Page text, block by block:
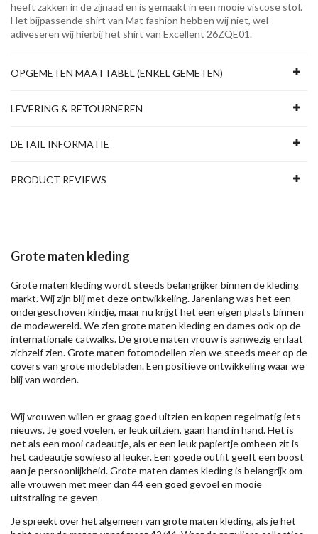
heeft zakken in de zijnaad en is gemaakt in een mooie viscose stof.
Het bijpassende shirt van Mat fashion hebben wij niet, wel
adiveseren wij hierbij het shirt van Excellent 26ZQE01.
OPGEMETEN MAATTABEL (ENKEL GEMETEN)
LEVERING & RETOURNEREN
DETAIL INFORMATIE
PRODUCT REVIEWS
Grote maten kleding
Grote maten kleding wordt steeds belangrijker binnen de kleding
markt. Wij zijn blij met deze ontwikkeling. Jarenlang was het een
ondergeschoven kindje, maar nu krijgt het een eigen plaats binnen
de modewereld. We zien grote maten kleding en dames ook op de
internationale catwalks. De grote maten vrouw is aanwezig en laat
zichzelf zien. Grote maten fotomodellen zien we steeds meer op de
covers van grote modebladen. Een positieve ontwikkeling waar we
blij van worden.
Wij vrouwen willen er graag goed uitzien en kopen regelmatig iets
nieuws. Je goed voelen, er leuk uitzien, gaan hand in hand. Het is
net als een mooi cadeautje, als er een leuk papiertje omheen zit is
het cadeautje sowieso al leuker. Een goede outfit geeft een boost
aan je persoonlijkheid. Grote maten dames kleding is belangrijk om
alle vrouwen met meer dan 44 een goed gevoel en mooie
uitstraling te geven
Je spreekt over het algemeen van grote maten kleding, als je het